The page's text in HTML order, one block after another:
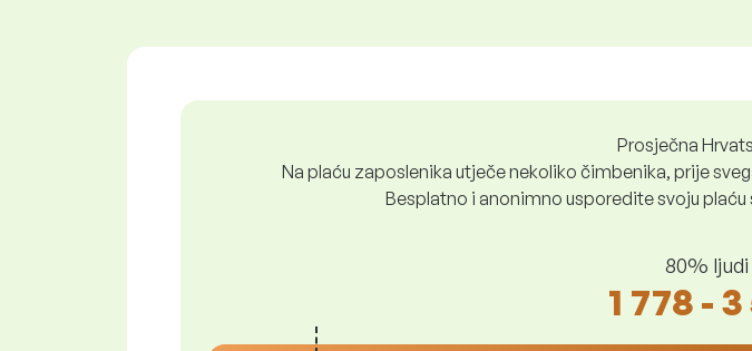
Prosječna
Na plaću zaposlenika utječe nekoliko čimbenika, prije
Besplatno i anonimno usporedite svoju
80% ljudi
1 778 -